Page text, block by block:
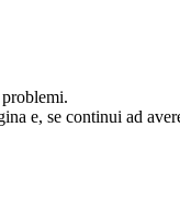
e, se continui ad